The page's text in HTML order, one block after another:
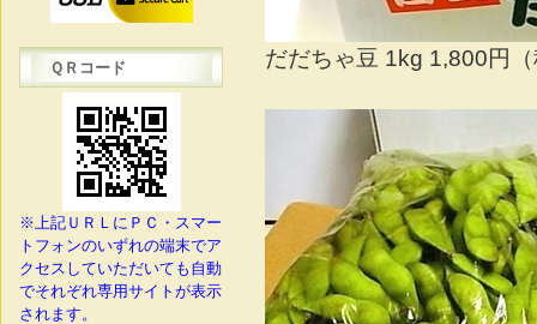
だだちゃ豆 1kg 1,800円
ＱＲコード
※上記ＵＲＬにＰＣ・スマー
トフォンのいずれの端末でア
クセスしていただいても自動
でそれぞれ専用サイトが表示
されます。